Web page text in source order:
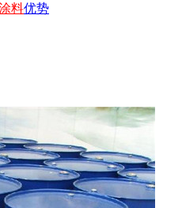
料优势